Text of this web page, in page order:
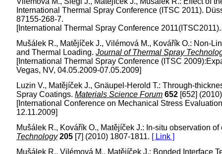
International Thermal Spray Conference (ITSC 2011).
87155-268-7.
[International Thermal Spray Conference
Mušálek R., Matějíček J., Vilémová M., Kovářík O.: Non-
and Thermal Loading. Journal of Thermal Spray
[International Thermal Spray Conference (ITSC
Vegas, NV, 04.05.2009-07.05.2009]
Luzin V., Matějíček J., Gnäupel-Herold T.: Through-
Spray Coatings. Materials Science Forum 652 [652]
[International Conference on Mechanical Stress
12.11.2009]
Mušálek R., Kovářík O., Matějíček J.: In-situ observation
Technology 205 [7] (2010) 1807-1811. [ Link ]
Mušálek R., Vilémová M., Matějíček J.: Bonded Interface